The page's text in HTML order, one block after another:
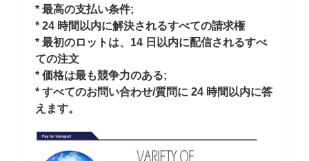
* 最高の支払い条件;
* 24 時間以内に解決されるすべての請求権
* 最初のロットは、14 日以内に配信されるすべ
ての注文
* 価格は最も競争力のある;
* すべてのお問い合わせ/質問に 24 時間以内に答
えます。